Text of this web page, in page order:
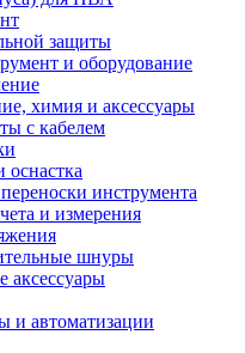
защиты
и оборудование
химия и аксессуары
с кабелем
оснастка
инструмента
и измерения
шнуры
аксессуары
и автоматизации